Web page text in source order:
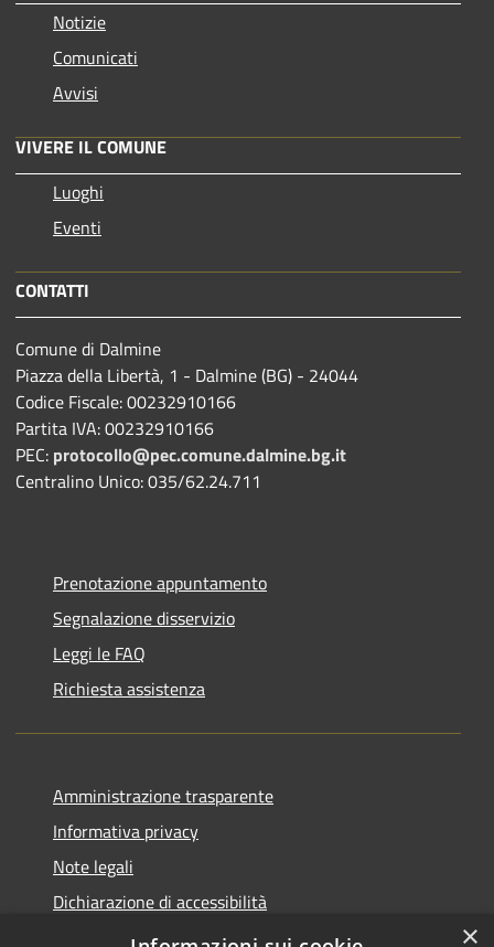
Notizie
Comunicati
Avvisi
VIVERE IL COMUNE
Luoghi
Eventi
CONTATTI
Comune di Dalmine
Piazza della Libertà, 1 - Dalmine (BG) - 24044
Codice Fiscale: 00232910166
Partita IVA: 00232910166
PEC: protocollo@pec.comune.dalmine.bg.it
Centralino Unico: 035/62.24.711
Prenotazione appuntamento
Segnalazione disservizio
Leggi le FAQ
Richiesta assistenza
Amministrazione trasparente
Informativa privacy
Note legali
Dichiarazione di accessibilità
Piano di miglioramento del sito
×